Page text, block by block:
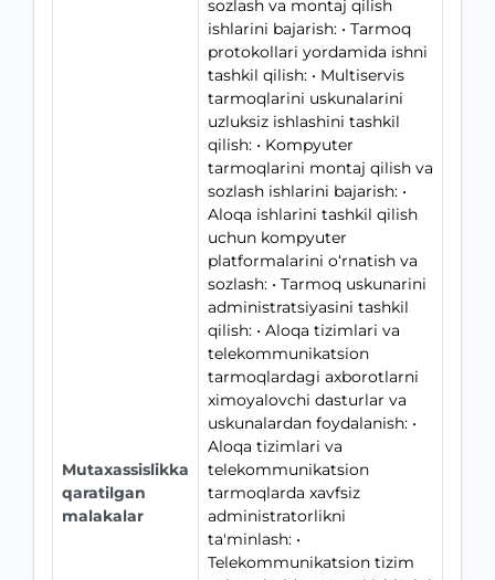
Mutaxassislikka
qaratilgan
malakalar
sozlash va montaj qilish
ishlarini bajarish: • Tarmoq
protokollari yordamida ishni
tashkil qilish: • Multiservis
tarmoqlarini uskunalarini
uzluksiz ishlashini tashkil
qilish: • Kompyuter
tarmoqlarini montaj qilish va
sozlash ishlarini bajarish: •
Aloqa ishlarini tashkil qilish
uchun kompyuter
platformalarini o‘rnatish va
sozlash: • Tarmoq uskunarini
administratsiyasini tashkil
qilish: • Aloqa tizimlari va
telekommunikatsion
tarmoqlardagi axborotlarni
ximoyalovchi dasturlar va
uskunalardan foydalanish: •
Aloqa tizimlari va
telekommunikatsion
tarmoqlarda xavfsiz
administratorlikni
ta'minlash: •
Telekommunikatsion tizim